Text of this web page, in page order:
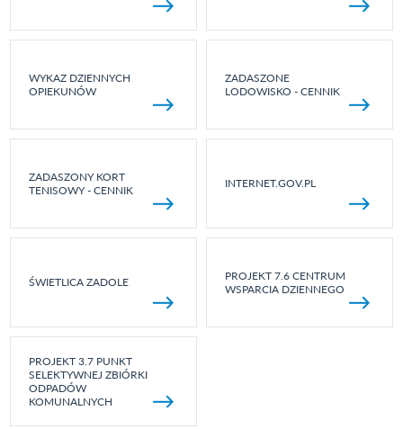
WYKAZ DZIENNYCH
OPIEKUNÓW
ZADASZONE
LODOWISKO - CENNIK
ZADASZONY KORT
TENISOWY - CENNIK
INTERNET.GOV.PL
ŚWIETLICA ZADOLE
PROJEKT 7.6 CENTRUM
WSPARCIA DZIENNEGO
PROJEKT 3.7 PUNKT
SELEKTYWNEJ ZBIÓRKI
ODPADÓW
KOMUNALNYCH